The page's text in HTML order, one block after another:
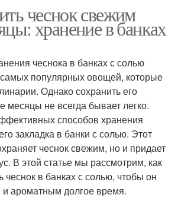
чеснок свежим
хранение в банках
чеснока в банках с солью
популярных овощей, которые
Однако сохранить его
месяцы не всегда бывает легко.
способов хранения
закладка в банки с солью. Этот
чеснок свежим, но и придает
В этой статье мы рассмотрим, как
чеснок в банках с солью, чтобы он
ароматным долгое время.